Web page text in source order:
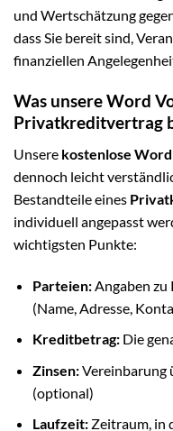
und Wertschätzung
dass Sie bereit sind,
finanziellen
Was unsere Word
Privatkreditvertrag
Unsere kostenlose
dennoch leicht
Bestandteile eines
individuell angepasst
wichtigsten Punkte:
Parteien:Angaben zu
(Name, Adresse,
Kreditbetrag:Die
Zinsen:Vereinbarung
(optional)
Laufzeit:Zeitraum, in